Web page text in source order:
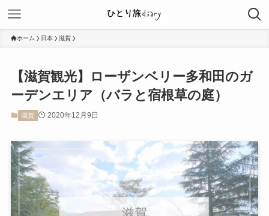
ホーム 日本 滋賀
【滋賀観光】ローザンベリー多和田のガ
ーデンエリア（バラと宿根草の庭）
滋賀 2020年12月9日